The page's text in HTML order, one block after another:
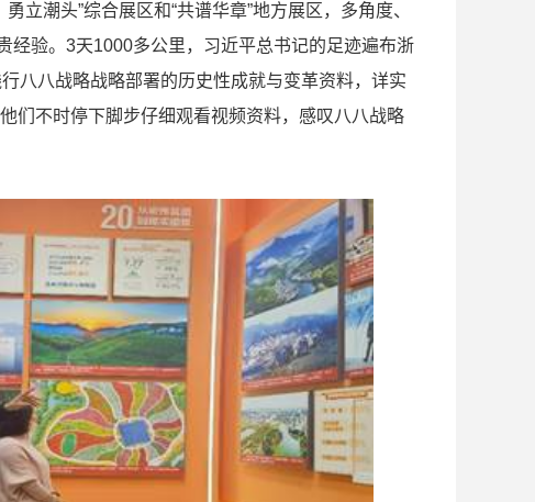
立潮头”综合展区和“共谱华章”地方展区，多角度、
经验。3天1000多公里，习近平总书记的足迹遍布浙
八八战略战略部署的历史性成就与变革资料，详实
们不时停下脚步仔细观看视频资料，感叹八八战略